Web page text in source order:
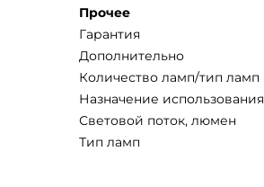
Прочее
Гарантия
Дополнительно
Количество ламп/тип ламп
Назначение использования
Световой поток, люмен
Тип ламп